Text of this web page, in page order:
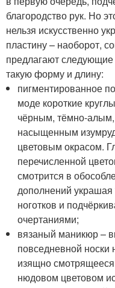
благородство рук. Но
нельзя искусственно
пластину – наоборот,
предлагают следующие
такую форму и длину:
пигментированное
моде короткие
чёрным, тёмно-
насыщенным
цветовым окрасом.
перечисленной
смотрится в
дополнений
ноготков и
очертаниями;
вязаный маникюр –
повседневной носки
изящно
нюдовом цветовом